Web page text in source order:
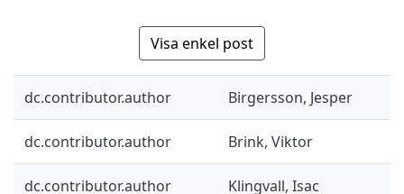
Visa enkel post
dc.contributor.author Birgersson, Jesper
dc.contributor.author Brink, Viktor
dc.contributor.author Klingvall, Isac